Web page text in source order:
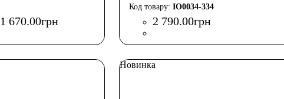
1 670.00грн
IO0034-334
2 790.00грн
Новинка